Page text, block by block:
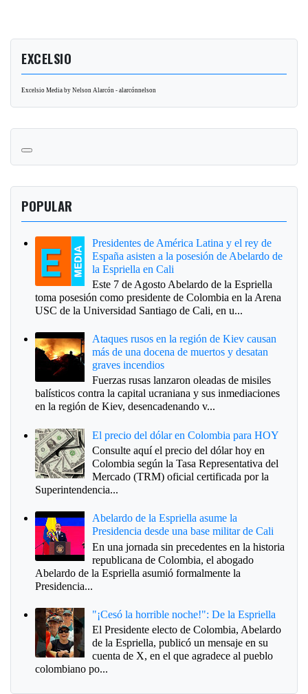
EXCELSIO
Excelsio Media by Nelson Alarcón - alarcónnelson
POPULAR
Presidentes de América Latina y el rey de
España asisten a la posesión de Abelardo de
la Espriella en Cali
Este 7 de Agosto Abelardo de la Espriella
toma posesión como presidente de Colombia en la Arena
USC de la Universidad Santiago de Cali, en u...
Ataques rusos en la región de Kiev causan
más de una docena de muertos y desatan
graves incendios
Fuerzas rusas lanzaron oleadas de misiles
balísticos contra la capital ucraniana y sus inmediaciones
en la región de Kiev, desencadenando v...
El precio del dólar en Colombia para HOY
Consulte aquí el precio del dólar hoy en
Colombia según la Tasa Representativa del
Mercado (TRM) oficial certificada por la
Superintendencia...
Abelardo de la Espriella asume la
Presidencia desde una base militar de Cali
En una jornada sin precedentes en la historia
republicana de Colombia, el abogado
Abelardo de la Espriella asumió formalmente la
Presidencia...
"¡Cesó la horrible noche!": De la Espriella
El Presidente electo de Colombia, Abelardo
de la Espriella, publicó un mensaje en su
cuenta de X, en el que agradece al pueblo
colombiano po...